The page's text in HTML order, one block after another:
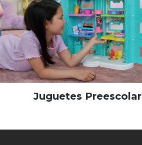
Juguetes Preescolar